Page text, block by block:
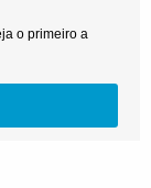
o primeiro a